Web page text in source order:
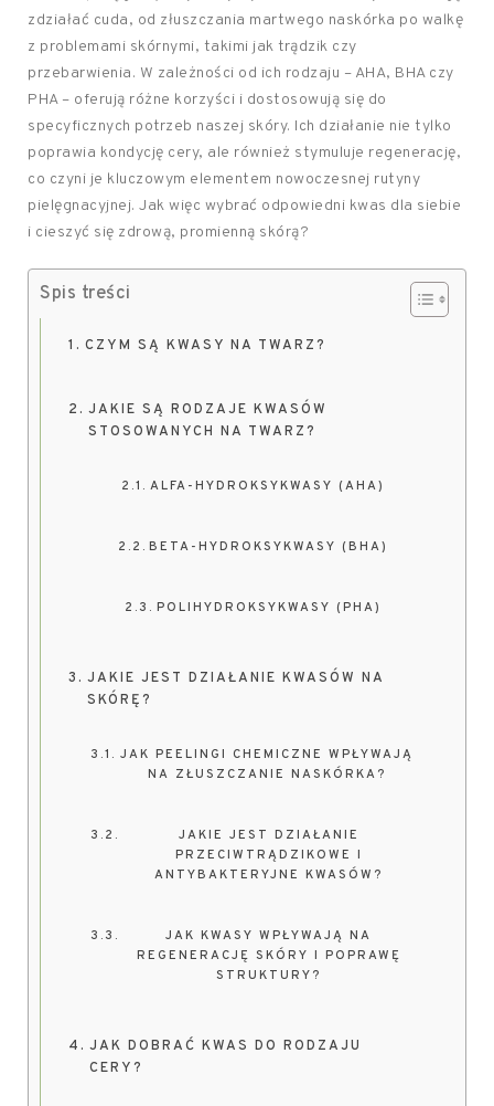
zdziałać cuda, od złuszczania martwego naskórka po walkę
z problemami skórnymi, takimi jak trądzik czy
przebarwienia. W zależności od ich rodzaju – AHA, BHA czy
PHA – oferują różne korzyści i dostosowują się do
specyficznych potrzeb naszej skóry. Ich działanie nie tylko
poprawia kondycję cery, ale również stymuluje regenerację,
co czyni je kluczowym elementem nowoczesnej rutyny
pielęgnacyjnej. Jak więc wybrać odpowiedni kwas dla siebie
i cieszyć się zdrową, promienną skórą?
Spis treści
CZYM SĄ KWASY NA TWARZ?
JAKIE SĄ RODZAJE KWASÓW
STOSOWANYCH NA TWARZ?
ALFA-HYDROKSYKWASY (AHA)
BETA-HYDROKSYKWASY (BHA)
POLIHYDROKSYKWASY (PHA)
JAKIE JEST DZIAŁANIE KWASÓW NA
SKÓRĘ?
JAK PEELINGI CHEMICZNE WPŁYWAJĄ
NA ZŁUSZCZANIE NASKÓRKA?
JAKIE JEST DZIAŁANIE
PRZECIWTRĄDZIKOWE I
ANTYBAKTERYJNE KWASÓW?
JAK KWASY WPŁYWAJĄ NA
REGENERACJĘ SKÓRY I POPRAWĘ
STRUKTURY?
JAK DOBRAĆ KWAS DO RODZAJU
CERY?